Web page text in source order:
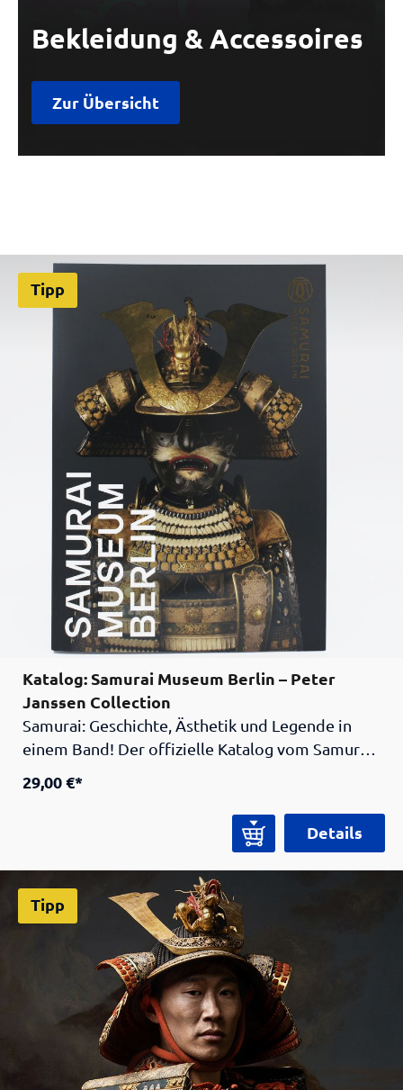
Bekleidung & Accessoires
Zur Übersicht
Tipp
Katalog: Samurai Museum Berlin – Peter
Janssen Collection
Samurai: Geschichte, Ästhetik und Legende in
einem Band! Der offizielle Katalog vom Samurai
berühmten Peter Janssen Collection – mit
eindrucksvollen Farbabbildungen, spannenden
Hintergrundtexten und einem Beitrag von Ian
Leeds).Schematische Übersichten, Karten und
eine ausgewählte Bibliografie machen diesen
Katalog zu einem unverzichtbaren Begleiter für
alle, die sich für Japan, Kunst, Design, Popkultur
oder Gaming interessieren.
29,00 €*
Details
Tipp